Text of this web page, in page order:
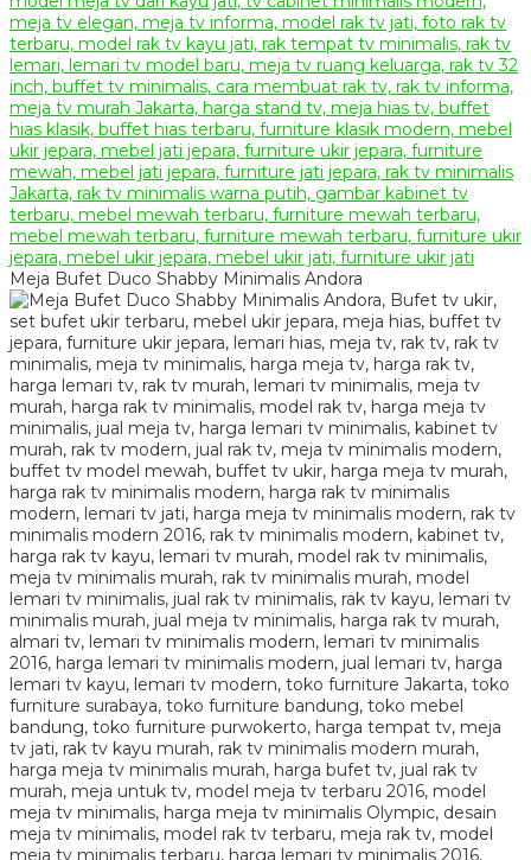
Meja Bufet Duco Shabby Minimalis Andora